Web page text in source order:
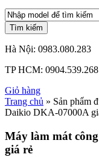
Tìm kiếm
Hà Nội: 0983.080.283
TP HCM: 0904.539.268
Giỏ hàng
Trang chủ » Sản phẩm
Daikio DKA-07000A
Máy làm mát
giá rẻ